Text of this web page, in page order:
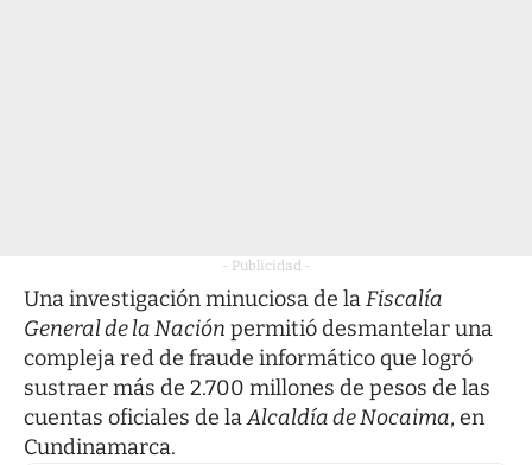
- Publicidad -
Una investigación minuciosa de laFiscalía
General de la Nación permitió desmantelar una
compleja red de fraude informático que logró
sustraer más de 2.700 millones de pesos de las
cuentas oficiales de laAlcaldía de Nocaima, en
Cundinamarca.